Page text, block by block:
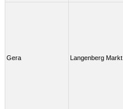
Gera Langenberg Markt